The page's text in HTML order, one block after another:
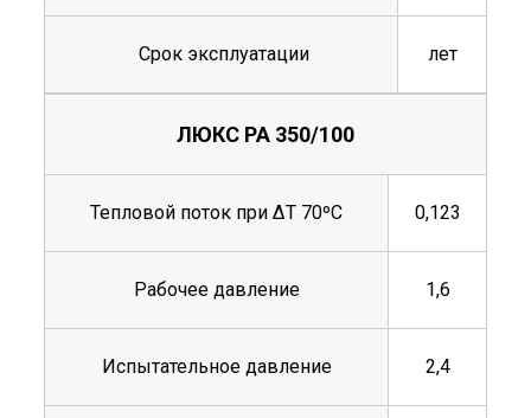
Срок эксплуатации лет
ЛЮКС РА 350/100
Тепловой поток при ΔТ 70ºС 0,123
Рабочее давление 1,6
Испытательное давление 2,4